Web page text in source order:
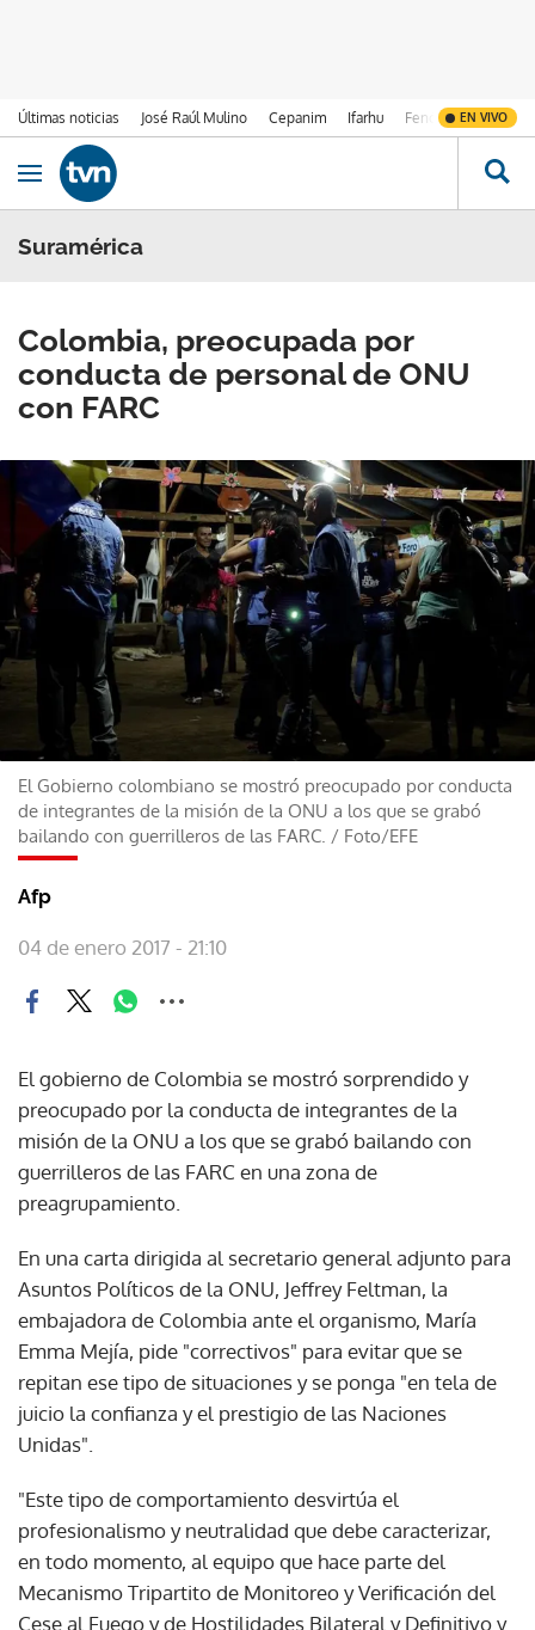
Últimas noticias José Raúl Mulino Cepanim Ifarhu Fenómeno de El
EN VIVO
Ir al contenido
Obrir navegació
Suramérica
Colombia, preocupada por
conducta de personal de ONU
con FARC
El Gobierno colombiano se mostró preocupado por conducta
de integrantes de la misión de la ONU a los que se grabó
bailando con guerrilleros de las FARC. / Foto/EFE
Afp
04 de enero 2017 - 21:10
El gobierno de Colombia se mostró sorprendido y
preocupado por la conducta de integrantes de la
misión de la ONU a los que se grabó bailando con
guerrilleros de las FARC en una zona de
preagrupamiento.
En una carta dirigida al secretario general adjunto para
Asuntos Políticos de la ONU, Jeffrey Feltman, la
embajadora de Colombia ante el organismo, María
Emma Mejía, pide "correctivos" para evitar que se
repitan ese tipo de situaciones y se ponga "en tela de
juicio la confianza y el prestigio de las Naciones
Unidas".
"Este tipo de comportamiento desvirtúa el
profesionalismo y neutralidad que debe caracterizar,
en todo momento, al equipo que hace parte del
Mecanismo Tripartito de Monitoreo y Verificación del
Cese al Fuego y de Hostilidades Bilateral y Definitivo y